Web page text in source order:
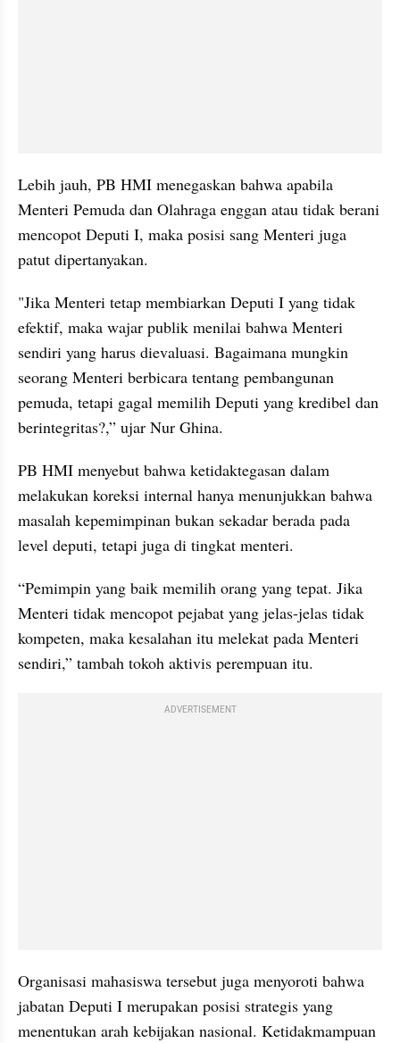
Lebih jauh, PB HMI menegaskan bahwa apabila
Menteri Pemuda dan Olahraga enggan atau tidak berani
mencopot Deputi I, maka posisi sang Menteri juga
patut dipertanyakan.
"Jika Menteri tetap membiarkan Deputi I yang tidak
efektif, maka wajar publik menilai bahwa Menteri
sendiri yang harus dievaluasi. Bagaimana mungkin
seorang Menteri berbicara tentang pembangunan
pemuda, tetapi gagal memilih Deputi yang kredibel dan
berintegritas?,” ujar Nur Ghina.
PB HMI menyebut bahwa ketidaktegasan dalam
melakukan koreksi internal hanya menunjukkan bahwa
masalah kepemimpinan bukan sekadar berada pada
level deputi, tetapi juga di tingkat menteri.
“Pemimpin yang baik memilih orang yang tepat. Jika
Menteri tidak mencopot pejabat yang jelas-jelas tidak
kompeten, maka kesalahan itu melekat pada Menteri
sendiri,” tambah tokoh aktivis perempuan itu.
ADVERTISEMENT
Organisasi mahasiswa tersebut juga menyoroti bahwa
jabatan Deputi I merupakan posisi strategis yang
menentukan arah kebijakan nasional. Ketidakmampuan